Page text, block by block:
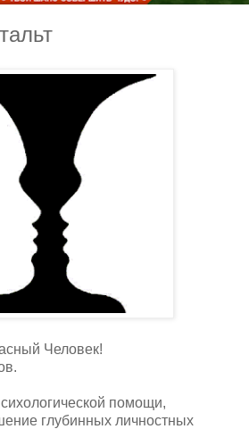
Человек!
помощи,
глубинных личностных